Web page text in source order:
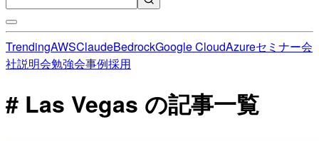
TrendingAWSClaudeBedrockGoogle CloudAzureセミナー会
社説明会勉強会事例採用
# Las Vegas の記事一覧